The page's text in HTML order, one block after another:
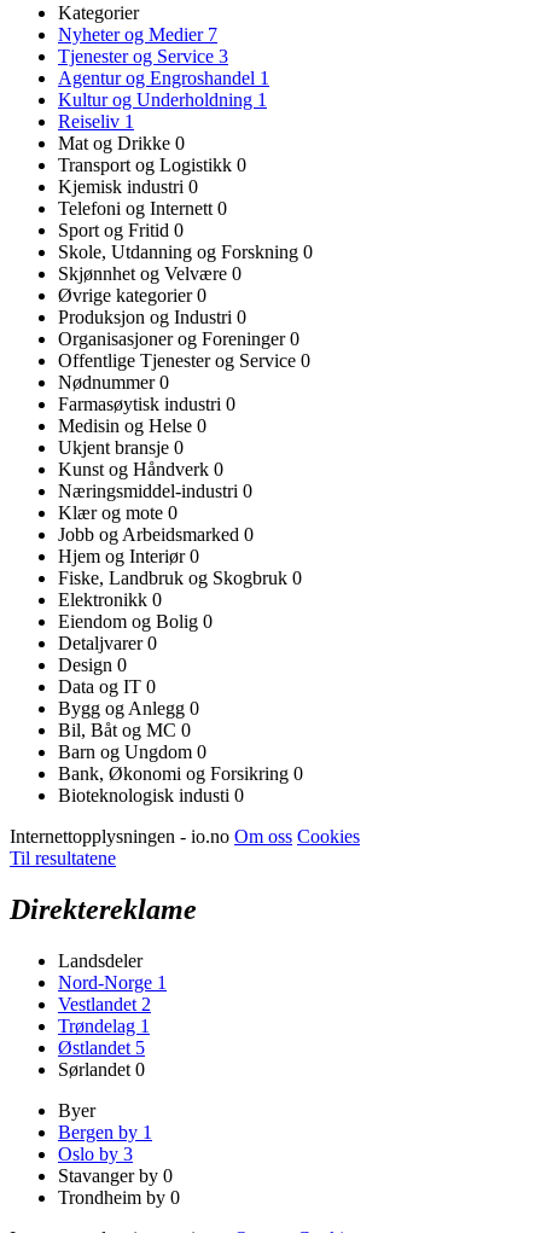
Kategorier
Nyheter og Medier 7
Tjenester og Service 3
Agentur og Engroshandel 1
Kultur og Underholdning 1
Reiseliv 1
Mat og Drikke 0
Transport og Logistikk 0
Kjemisk industri 0
Telefoni og Internett 0
Sport og Fritid 0
Skole, Utdanning og Forskning 0
Skjønnhet og Velvære 0
Øvrige kategorier0
Produksjon og Industri 0
Organisasjoner og Foreninger0
Offentlige Tjenester og Service 0
Nødnummer0
Farmasøytisk industri 0
Medisin og Helse 0
Ukjent bransje 0
Kunst og Håndverk 0
Næringsmiddel-industri 0
Klær og mote 0
Jobb og Arbeidsmarked 0
Hjem og Interiør0
Fiske, Landbruk og Skogbruk 0
Elektronikk 0
Eiendom og Bolig 0
Detaljvarer0
Design 0
Data og IT 0
Bygg og Anlegg 0
Bil, Båt og MC 0
Barn og Ungdom 0
Bank, Økonomi og Forsikring 0
Bioteknologisk industi 0
Internettopplysningen - io.no Om oss Cookies
Til resultatene
Direktereklame
Landsdeler
Nord-Norge 1
Vestlandet 2
Trøndelag 1
Østlandet 5
Sørlandet 0
Byer
Bergen by 1
Oslo by 3
Stavanger by 0
Trondheim by 0